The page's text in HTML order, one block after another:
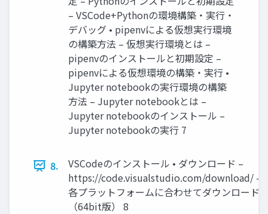
– VSCode+Pythonの環境構築・実行・
デバッグ • pipenvによる仮想実行環境
の構築方法 – 仮想実行環境とは –
pipenvのインストールと初期設定 –
pipenvによる仮想環境の構築・実行 •
Jupyter notebookの実行環境の構築
方法 – Jupyter notebookとは –
Jupyter notebookのインストール –
Jupyter notebookの実行 7
8.
VSCodeのインストール • ダウンロード –
https://code.visualstudio.com/download/ –
各プラットフォームに合わせてダウンロード
（64bit版） 8